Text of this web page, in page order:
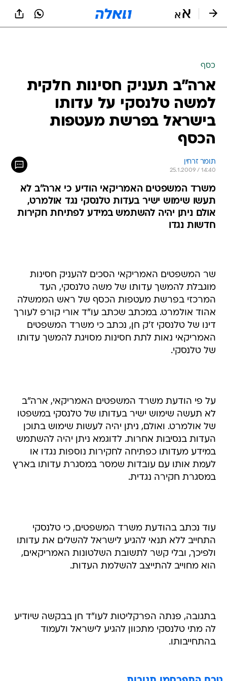
כסף
ארה"ב תעניק חסינות חלקית
למשה טלנסקי על עדותו
בישראל בפרשת מעטפות
הכסף
תומר זרחין
25.1.2009 / 14:40
משרד המשפטים האמריקאי הודיע כי ארה"ב לא
תעשו שימוש ישיר בעדות טלנסקי נגד אולמרט,
אולם ניתן יהיה להשתמש במידע לפתיחת חקירות
חדשות נגדו
שר המשפטים האמריקאי הסכים להעניק חסינות
מוגבלת להמשך עדותו של משה טלנסקי, העד
המרכזי בפרשת מעטפות הכסף של ראש הממשלה
אהוד אולמרט. במכתב שכתב עו"ד אורי קורפ לעורך
דינו של טלנסקי ז'ק חן, נכתב כי משרד המשפטים
האמריקאי נאות לתת חסינות מסויגת להמשך עדותו
של טלנסקי.
על פי הודעת משרד המשפטים האמריקאי, ארה"ב
לא תעשה שימוש ישיר בעדותו של טלנסקי במשפטו
של אולמרט. ואולם, ניתן יהיה לעשות שימוש בתוכן
העדות בנסיבות אחרות. לדוגמא ניתן יהיה להשתמש
במידע מעדותו כפתיחה לחקירות נוספות נגדו או
לעמת אותו עם עובדות שמסר במסגרת עדותו בארץ
במסגרת חקירה נגדית.
עוד נכתב בהודעת משרד המשפטים, כי טלנסקי
התחייב ללא תנאי להגיע לישראל להשלים את עדותו
ולפיכך, ובלי קשר לתשובת השלטונות האמריקאים,
הוא מחוייב להתייצב להשלמת העדות.
בתגובה, פנתה הפרקליטות לעו"ד חן בבקשה שיודיע
לה מתי טלנסקי מתכוון להגיע לישראל ולעמוד
בהתחייבותו.